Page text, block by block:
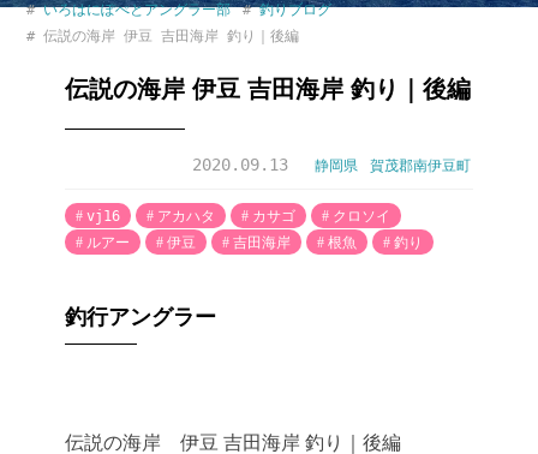
いろはにぽぺとアングラー部
釣りブログ
伝説の海岸 伊豆 吉田海岸 釣り｜後編
伝説の海岸 伊豆 吉田海岸 釣り｜後編
2020.09.13 静岡県 賀茂郡南伊豆町
vj16 アカハタ カサゴ
クロソイ
ルアー
伊豆 吉田海岸 根魚 釣り
釣行アングラー
伝説の海岸 伊豆 吉田海岸 釣り｜後編